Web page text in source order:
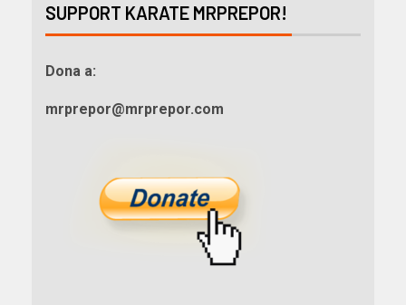
SUPPORT KARATE MRPREPOR!
Dona a:
mrprepor@mrprepor.com